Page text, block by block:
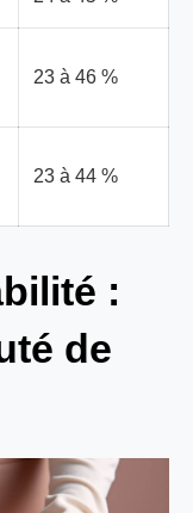
23 à 46 %
23 à 44 %
:
de